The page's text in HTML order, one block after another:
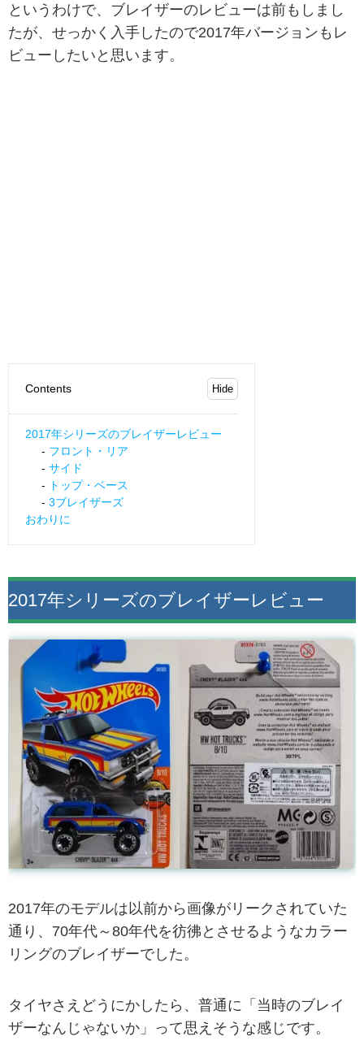
というわけで、ブレイザーのレビューは前もしまし
たが、せっかく入手したので2017年バージョンもレ
ビューしたいと思います。
Contents
2017年シリーズのブレイザーレビュー
フロント・リア
サイド
トップ・ベース
3ブレイザーズ
おわりに
2017年シリーズのブレイザーレビュー
2017年のモデルは以前から画像がリークされていた
通り、70年代～80年代を彷彿とさせるようなカラー
リングのブレイザーでした。
タイヤさえどうにかしたら、普通に「当時のブレイ
ザーなんじゃないか」って思えそうな感じです。